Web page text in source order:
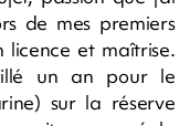
de mes premiers
licence et maîtrise.
un an pour le
sur la réserve